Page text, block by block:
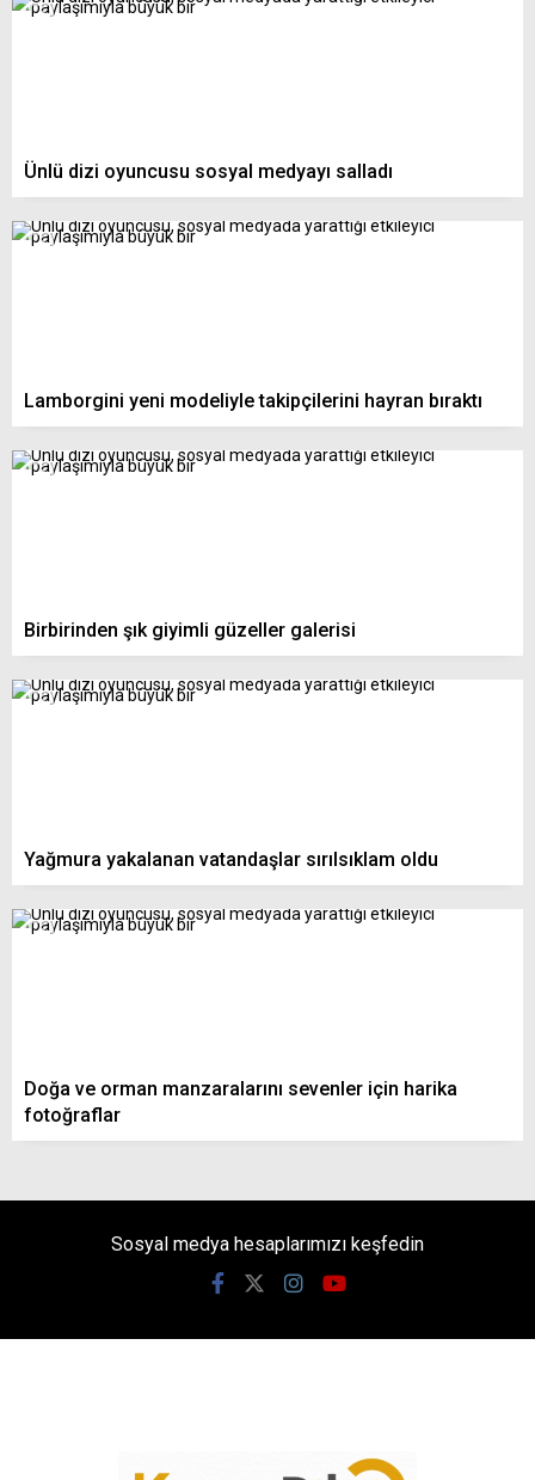
Ünlü dizi oyuncusu sosyal medyayı salladı
Lamborgini yeni modeliyle takipçilerini hayran bıraktı
Birbirinden şık giyimli güzeller galerisi
Yağmura yakalanan vatandaşlar sırılsıklam oldu
Doğa ve orman manzaralarını sevenler için harika
fotoğraflar
Sosyal medya hesaplarımızı keşfedin